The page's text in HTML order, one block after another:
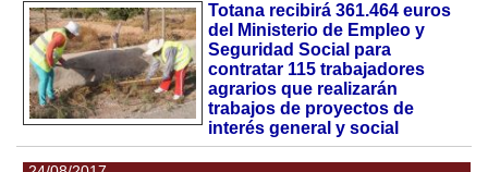
Totana recibirá 361.464 euros
del Ministerio de Empleo y
Seguridad Social para
contratar 115 trabajadores
agrarios que realizarán
trabajos de proyectos de
interés general y social